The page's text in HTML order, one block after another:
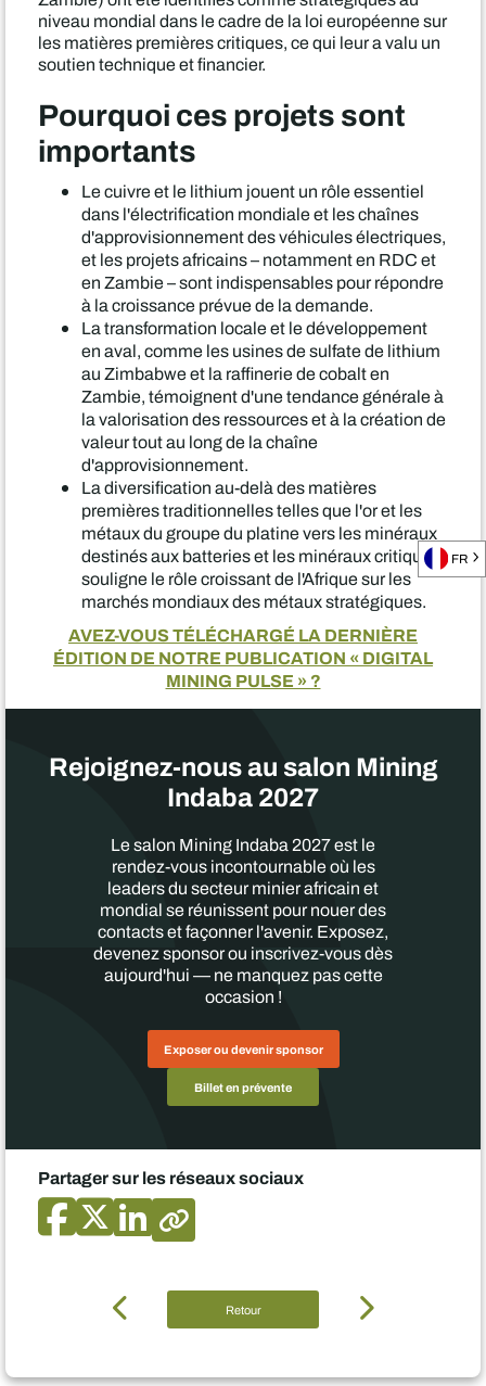
niveau mondial dans le cadre de la loi européenne sur
les matières premières critiques, ce qui leur a valu un
soutien technique et financier.
Pourquoi ces projets sont
importants
Le cuivre et le lithium jouent un rôle essentiel
dans l'électrification mondiale et les chaînes
d'approvisionnement des véhicules électriques,
et les projets africains – notamment en RDC et
en Zambie – sont indispensables pour répondre
à la croissance prévue de la demande.
La transformation locale et le développement
en aval, comme les usines de sulfate de lithium
au Zimbabwe et la raffinerie de cobalt en
Zambie, témoignent d'une tendance générale à
la valorisation des ressources et à la création de
valeur tout au long de la chaîne
d'approvisionnement.
La diversification au-delà des matières
premières traditionnelles telles que l'or et les
métaux du groupe du platine vers les minéraux
destinés aux batteries et les minéraux critiques
souligne le rôle croissant de l'Afrique sur les
marchés mondiaux des métaux stratégiques.
AVEZ-VOUS TÉLÉCHARGÉ LA DERNIÈRE
ÉDITION DE NOTRE PUBLICATION « DIGITAL
MINING PULSE » ?
Rejoignez-nous au salon Mining
Indaba 2027
Le salon Mining Indaba 2027 est le
rendez-vous incontournable où les
leaders du secteur minier africain et
mondial se réunissent pour nouer des
contacts et façonner l'avenir. Exposez,
devenez sponsor ou inscrivez-vous dès
aujourd'hui — ne manquez pas cette
occasion !
Exposer ou devenir sponsor
Billet en prévente
Partager sur les réseaux sociaux
Retour
FR